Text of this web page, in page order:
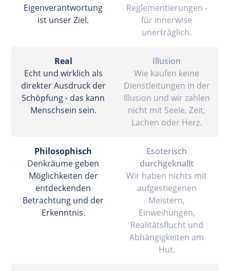
Eigenverantwortung
ist unser Ziel.
Reglementierungen -
für innerwise
unerträglich.
Real
Echt und wirklich als
direkter Ausdruck der
Schöpfung - das kann
Menschsein sein.
Illusion
Wie kaufen keine
Dienstleitungen in der
Illusion und wir zahlen
nicht mit Seele, Zeit,
Lachen oder Herz.
Philosophisch
Denkräume geben
Möglichkeiten der
entdeckenden
Betrachtung und der
Erkenntnis.
Esoterisch
durchgeknallt
Wir haben nichts mit
aufgestiegenen
Meistern,
Einweihungen,
Realitätsflucht und
Abhängigkeiten am
Hut.